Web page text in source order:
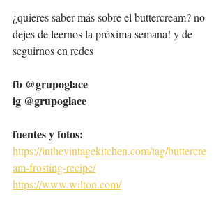
¿quieres saber más sobre el buttercream? no
dejes de leernos la próxima semana! y de
seguirnos en redes
fb @grupoglace
ig @grupoglace
fuentes y fotos:
https://inthevintagekitchen.com/tag/buttercre
am-frosting-recipe/
https://www.wilton.com/